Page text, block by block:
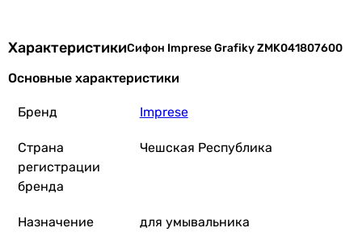
ХарактеристикиСифон Imprese Grafiky ZMK041807600
Основные характеристики
Бренд Imprese
Страна
регистрации
бренда
Чешская Республика
Назначение для умывальника